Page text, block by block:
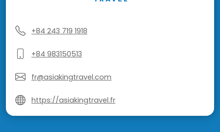
+84 243 719 1918
+84 983150513
fr@asiakingtravel.com
https://asiakingtravel.fr